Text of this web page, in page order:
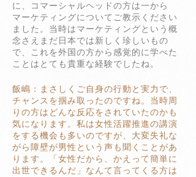
に、コマーシャルヘッドの方は一から
マーケティングについてご教示ください
ました。当時はマーケティングという概
念さえまだ日本では新しく珍しいもの
で、これを外国の方から感覚的に学べた
ことはとても貴重な経験でしたね。
飯嶋：まさしくご自身の行動と実力で、
チャンスを掴み取ったのですね。当時周
りの方はどんな反応をされていたのかも
気になります。私は女性活躍推進の講演
をする機会も多いのですが、大変失礼な
がら障壁が男性という声も聞くことがあ
ります。「女性だから、かえって簡単に
出世できるんだ」なんて言ってくる方は